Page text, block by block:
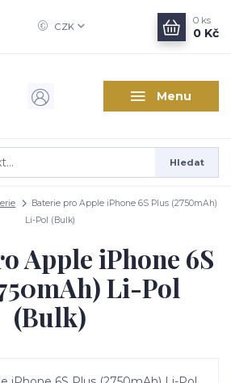
Menu
CZK
Hledat
0 ks
0 Kč
Baterie pro Apple iPhone 6S Plus (2750mAh)
Li-Pol (Bulk)
Apple iPhone 6S
Li-Pol
(Bulk)